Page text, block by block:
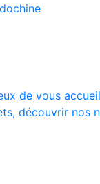
de vous
découvrir nos